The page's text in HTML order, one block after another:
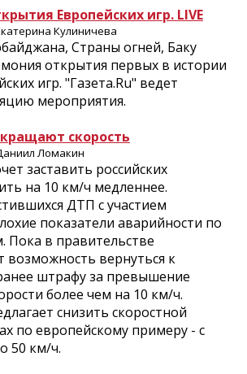
Европейских игр. LIVE
Кулиничева
Страны огней, Баку
открытия первых в истории
игр. "Газета.Ru" ведет
мероприятия.
скорость
Ломакин
заставить российских
на 10 км/ч медленнее.
ДТП с участием
показатели аварийности по
Пока в правительстве
возможность вернуться к
штрафу за превышение
более чем на 10 км/ч.
снизить скоростной
по европейскому примеру - с
50 км/ч.